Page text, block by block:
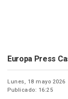
Europa Press
Lunes, 18 mayo 2026
Publicado: 16:25